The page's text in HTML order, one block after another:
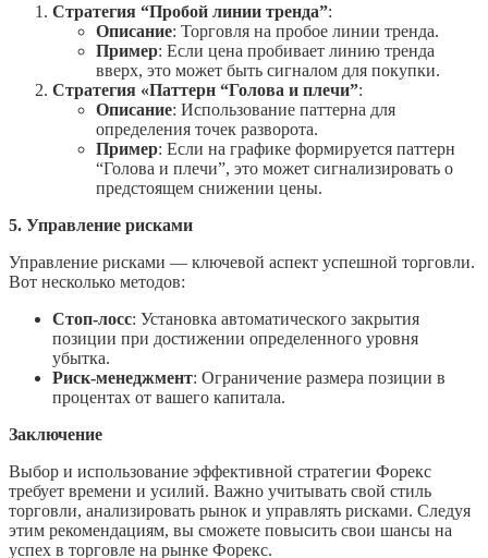
Стратегия “Пробой линии тренда”:
Описание: Торговля на пробое линии тренда.
Пример: Если цена пробивает линию тренда
вверх, это может быть сигналом для покупки.
Стратегия «Паттерн “Голова и плечи”:
Описание: Использование паттерна для
определения точек разворота.
Пример: Если на графике формируется паттерн
“Голова и плечи”, это может сигнализировать о
предстоящем снижении цены.
5. Управление рисками
Управление рисками — ключевой аспект успешной торговли.
Вот несколько методов:
Стоп-лосс: Установка автоматического закрытия
позиции при достижении определенного уровня
убытка.
Риск-менеджмент: Ограничение размера позиции в
процентах от вашего капитала.
Заключение
Выбор и использование эффективной стратегии Форекс
требует времени и усилий. Важно учитывать свой стиль
торговли, анализировать рынок и управлять рисками. Следуя
этим рекомендациям, вы сможете повысить свои шансы на
успех в торговле на рынке Форекс.